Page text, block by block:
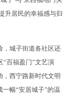
升居民的幸福感与归
，城子街道各社区还
“百福盈门”文艺演
西宁路新时代文明
幅“安居城子”的温